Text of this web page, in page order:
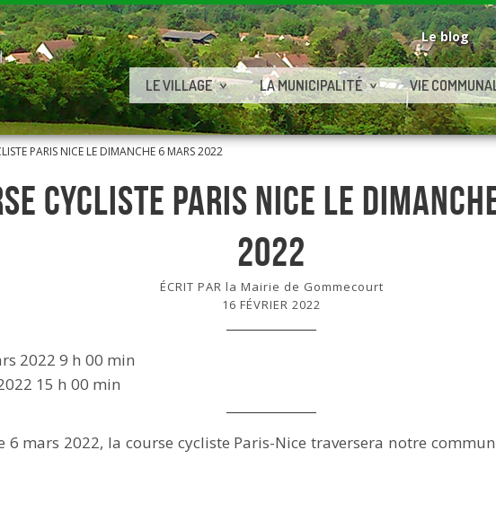
LE VILLAGE LA MUNICIPALITÉ VIE
Le blog
PARIS NICE LE DIMANCHE 6 MARS 2022
CYCLISTE PARIS NICE LE
2022
ÉCRIT PAR la Mairie de Gommecourt
16 FÉVRIER 2022
2022 9 h 00 min
15 h 00 min
6 mars 2022, la course cycliste Paris-Nice traversera notre